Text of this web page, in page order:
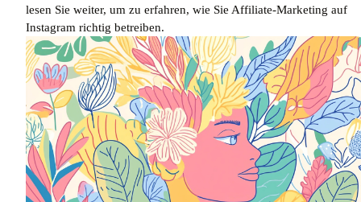
lesen Sie weiter, um zu erfahren, wie Sie Affiliate-Marketing auf
Instagram richtig betreiben.